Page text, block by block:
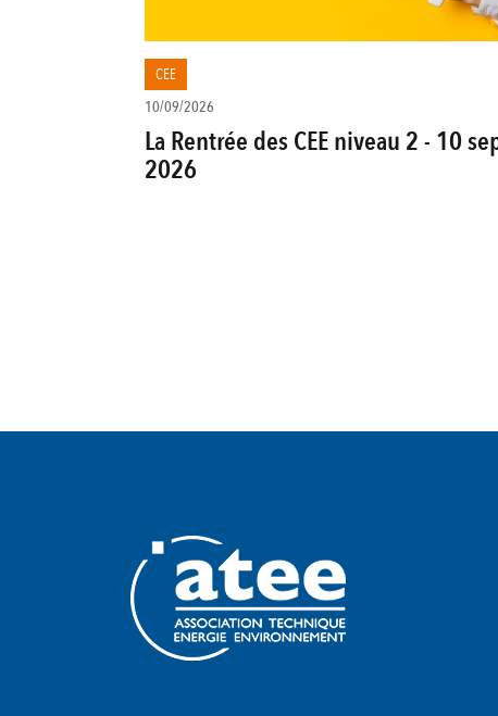
CEE
10/09/2026
La Rentrée des CEE niveau 2 - 10
2026